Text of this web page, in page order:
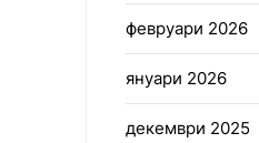
февруари 2026
януари 2026
декември 2025